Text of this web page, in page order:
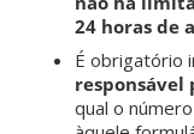
24 horas de
É obrigatório
qual o